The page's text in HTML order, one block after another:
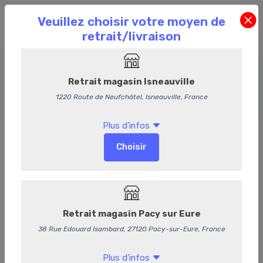
Entrées Chaudes
Accueil Commande en Ligne Entrées Chaudes